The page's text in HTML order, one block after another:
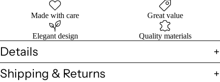
Made with care Great value
Elegant design Quality materials
Details
Shipping & Returns